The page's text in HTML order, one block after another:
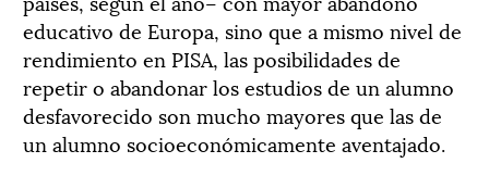
educativo de Europa, sino que a mismo nivel de
rendimiento en PISA, las posibilidades de
repetir o abandonar los estudios de un alumno
desfavorecido son mucho mayores que las de
un alumno socioeconómicamente aventajado.